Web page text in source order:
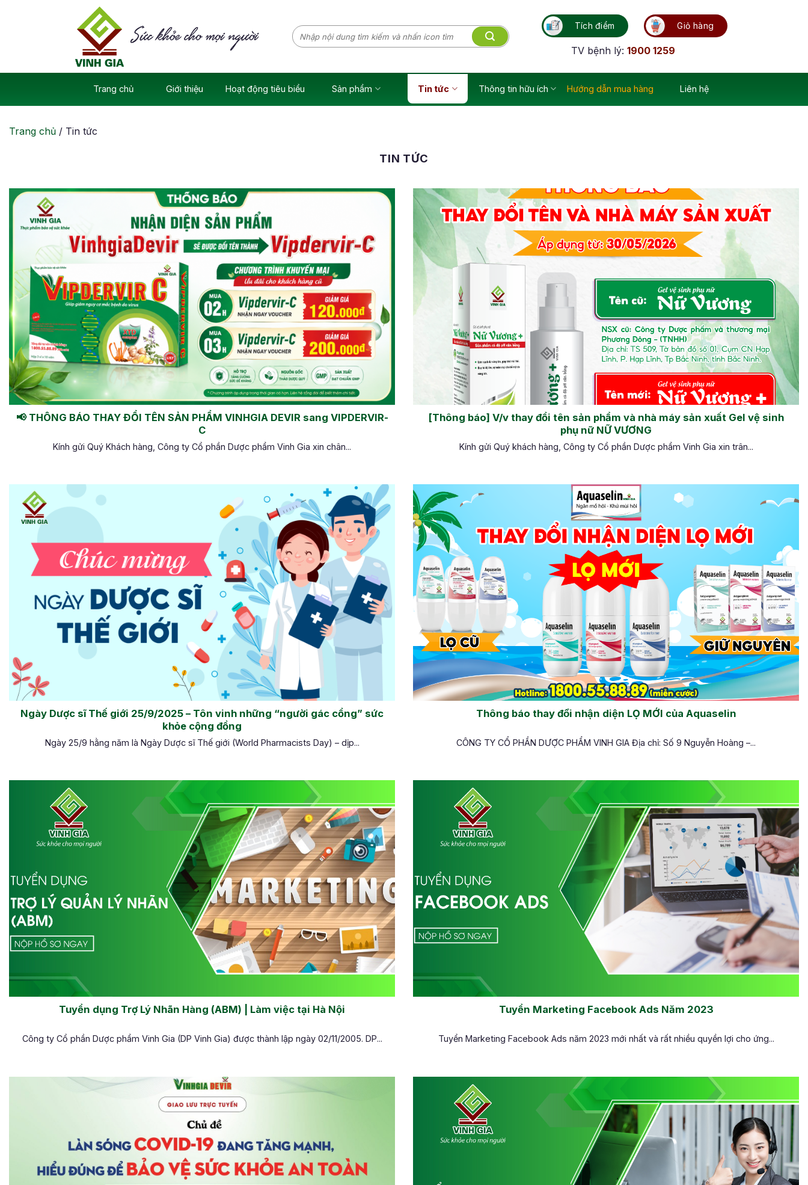
Tìm
kiếm:
Tích điểm Giỏ hàng
TV bệnh lý: 1900 1259
Trang chủ Giới thiệu Hoạt động tiêu biểu Sản phẩm Tin tức Thông tin hữu ích Hướng dẫn mua hàng Liên hệ
Trang chủ / Tin tức
TIN TỨC
📢 THÔNG BÁO THAY ĐỔI TÊN SẢN PHẨM VINHGIA DEVIR sang VIPDERVIR-
C
Kính gửi Quý Khách hàng, Công ty Cổ phần Dược phẩm Vinh Gia xin chân...
[Thông báo] V/v thay đổi tên sản phẩm và nhà máy sản xuất Gel vệ sinh
phụ nữ NỮ VƯƠNG
Kính gửi Quý khách hàng, Công ty Cổ phần Dược phẩm Vinh Gia xin trân...
Ngày Dược sĩ Thế giới 25/9/2025 – Tôn vinh những “người gác cổng” sức
khỏe cộng đồng
Ngày 25/9 hằng năm là Ngày Dược sĩ Thế giới (World Pharmacists Day) – dịp...
Thông báo thay đổi nhận diện LỌ MỚI của Aquaselin
CÔNG TY CỔ PHẦN DƯỢC PHẨM VINH GIA Địa chỉ: Số 9 Nguyễn Hoàng –...
Tuyển dụng Trợ Lý Nhãn Hàng (ABM) | Làm việc tại Hà Nội
Công ty Cổ phần Dược phẩm Vinh Gia (DP Vinh Gia) được thành lập ngày 02/11/2005. DP...
Tuyển Marketing Facebook Ads Năm 2023
Tuyển Marketing Facebook Ads năm 2023 mới nhất và rất nhiều quyền lợi cho ứng...